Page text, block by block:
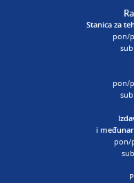
Stanica za
pon/
pon/
i
pon/